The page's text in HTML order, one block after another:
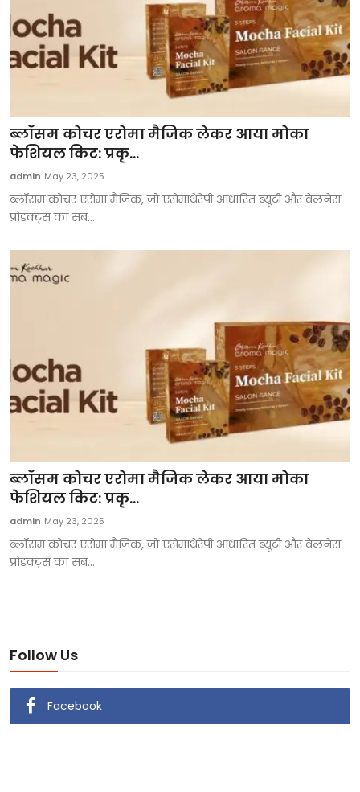
ब्लॉसम कोचर एरोमा मैजिक लेकर आया मोका
फेशियल किट: प्रकृ...
admin May 23, 2025
ब्लॉसम कोचर एरोमा मैजिक, जो एरोमाथेरेपी आधारित ब्यूटी और वेलनेस
प्रोडक्ट्स का सब...
ब्लॉसम कोचर एरोमा मैजिक लेकर आया मोका
फेशियल किट: प्रकृ...
admin May 23, 2025
ब्लॉसम कोचर एरोमा मैजिक, जो एरोमाथेरेपी आधारित ब्यूटी और वेलनेस
प्रोडक्ट्स का सब...
Follow Us
Facebook